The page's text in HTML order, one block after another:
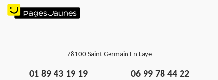
78100 Saint Germain En Laye
01 89 43 19 19 06 99 78 44 22